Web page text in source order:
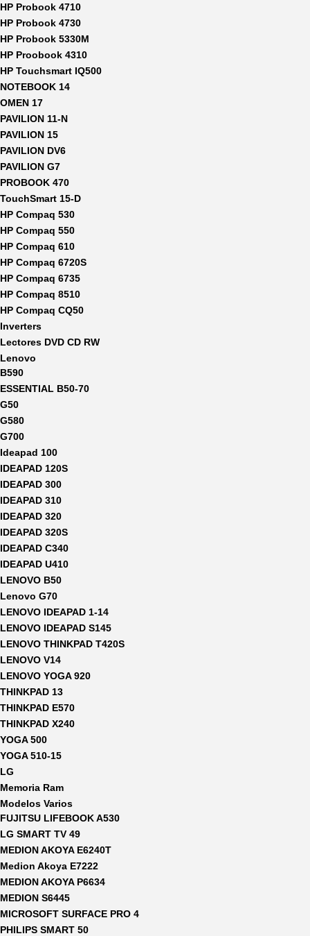
HP Probook 4710
HP Probook 4730
HP Probook 5330M
HP Proobook 4310
HP Touchsmart IQ500
NOTEBOOK 14
OMEN 17
PAVILION 11-N
PAVILION 15
PAVILION DV6
PAVILION G7
PROBOOK 470
TouchSmart 15-D
HP Compaq 530
HP Compaq 550
HP Compaq 610
HP Compaq 6720S
HP Compaq 6735
HP Compaq 8510
HP Compaq CQ50
Inverters
Lectores DVD CD RW
Lenovo
B590
ESSENTIAL B50-70
G50
G580
G700
Ideapad 100
IDEAPAD 120S
IDEAPAD 300
IDEAPAD 310
IDEAPAD 320
IDEAPAD 320S
IDEAPAD C340
IDEAPAD U410
LENOVO B50
Lenovo G70
LENOVO IDEAPAD 1-14
LENOVO IDEAPAD S145
LENOVO THINKPAD T420S
LENOVO V14
LENOVO YOGA 920
THINKPAD 13
THINKPAD E570
THINKPAD X240
YOGA 500
YOGA 510-15
LG
Memoria Ram
Modelos Varios
FUJITSU LIFEBOOK A530
LG SMART TV 49
MEDION AKOYA E6240T
Medion Akoya E7222
MEDION AKOYA P6634
MEDION S6445
MICROSOFT SURFACE PRO 4
PHILIPS SMART 50